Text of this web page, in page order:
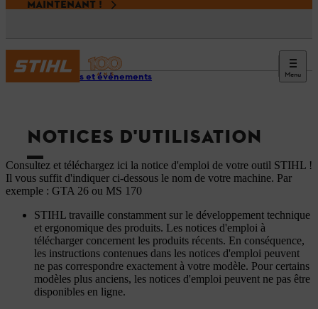
MAINTENANT !
Menu
Services et événements
NOTICES D'UTILISATION
Consultez et téléchargez ici la notice d'emploi de votre outil STIHL !
Il vous suffit d'indiquer ci-dessous le nom de votre machine. Par
exemple : GTA 26 ou MS 170
STIHL travaille constamment sur le développement technique
et ergonomique des produits. Les notices d'emploi à
télécharger concernent les produits récents. En conséquence,
les instructions contenues dans les notices d'emploi peuvent
ne pas correspondre exactement à votre modèle. Pour certains
modèles plus anciens, les notices d'emploi peuvent ne pas être
disponibles en ligne.